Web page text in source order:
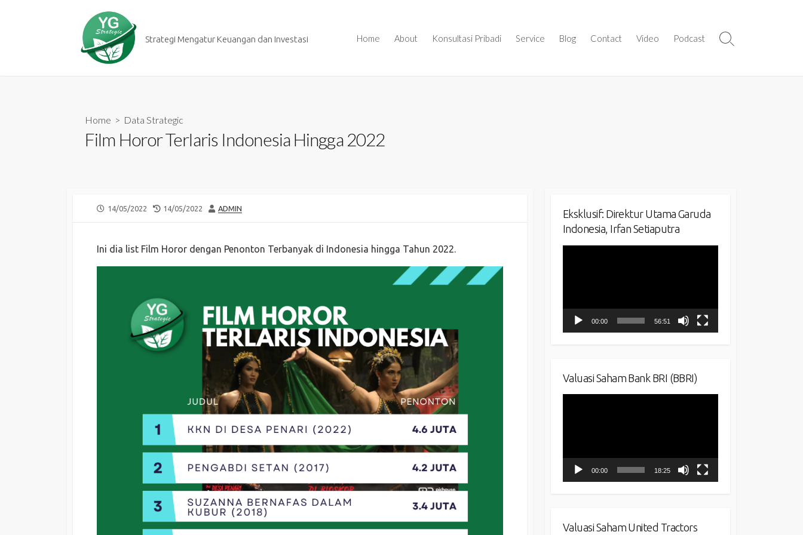
Strategi Mengatur Keuangan dan Investasi Home About Konsultasi Pribadi Service Blog Contact Video Podcast
Search
Home > Data Strategic
Film Horor Terlaris Indonesia Hingga 2022
PUBLISHED
14/05/2022
LAST
14/05/2022 AUTHOR
ADMIN
Ini dia list Film Horor dengan Penonton Terbanyak di Indonesia hingga Tahun 2022.
Eksklusif: Direktur Utama Garuda
Indonesia, Irfan Setiaputra
00:00 56:51
Valuasi Saham Bank BRI (BBRI)
00:00 18:25
Valuasi Saham United Tractors